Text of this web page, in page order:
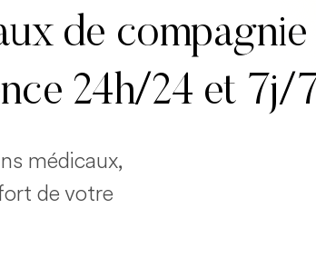
de compagnie
24h/24 et 7j/
médicaux,
de votre